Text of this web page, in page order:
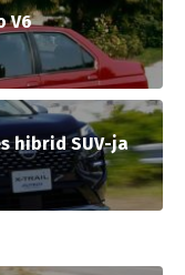
V6
hibrid SUV-ja